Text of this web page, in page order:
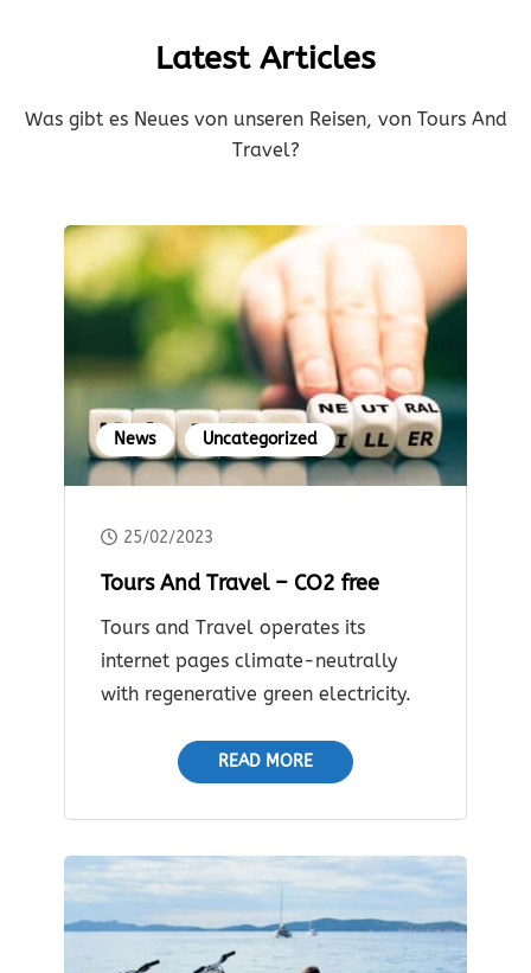
Latest Articles
Was gibt es Neues von unseren Reisen, von Tours And
Travel?
News Uncategorized
25/02/2023
Tours And Travel – CO2 free
Tours and Travel operates its
internet pages climate-neutrally
with regenerative green electricity.
READ MORE